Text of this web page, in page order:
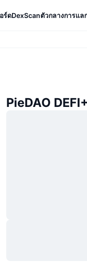
ร์ดDexScanตัวกลางการแล
PieDAO